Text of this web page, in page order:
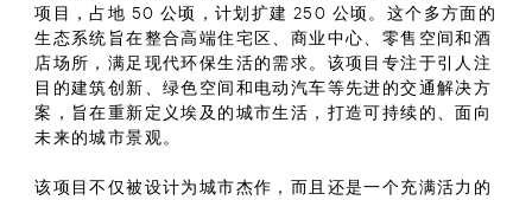
项目，占地 50 公顷，计划扩建 250 公顷。这个多方面的
生态系统旨在整合高端住宅区、商业中心、零售空间和酒
店场所，满足现代环保生活的需求。该项目专注于引人注
目的建筑创新、绿色空间和电动汽车等先进的交通解决方
案，旨在重新定义埃及的城市生活，打造可持续的、面向
未来的城市景观。
该项目不仅被设计为城市杰作，而且还是一个充满活力的